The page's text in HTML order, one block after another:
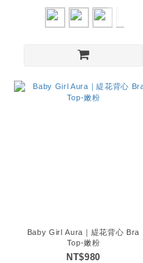
Baby Girl Aura｜緹花背心 Bra
Top-嫩粉
NT$980